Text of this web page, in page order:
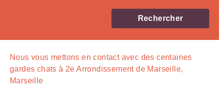
Rechercher
Nous vous mettons en contact avec des centaines
gardes chats à 2e Arrondissement de Marseille,
Marseille